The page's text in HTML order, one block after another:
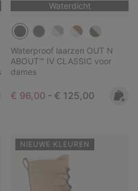
Waterdicht
Waterproof laarzen OUT N
ABOUT™ IV CLASSIC voor
dames
Minimum sale price:
€ 96,00 - Maximum price:
€ 125,00
NIEUWE KLEUREN